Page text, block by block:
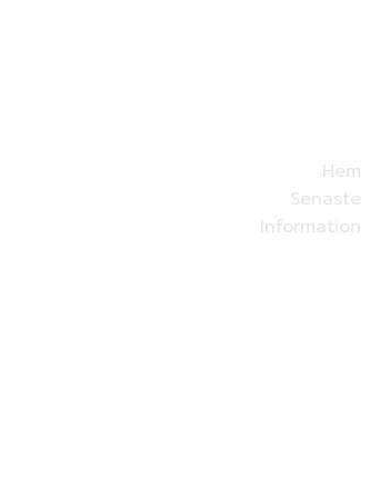
Hem
Senaste
Information